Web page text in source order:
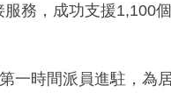
務，成功支援1,100
時間派員進駐，為